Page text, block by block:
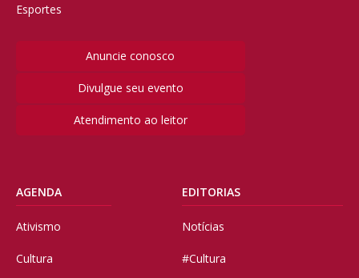
Esportes
Anuncie conosco
Divulgue seu evento
Atendimento ao leitor
AGENDA
Ativismo
Cultura
EDITORIAS
Notícias
#Cultura